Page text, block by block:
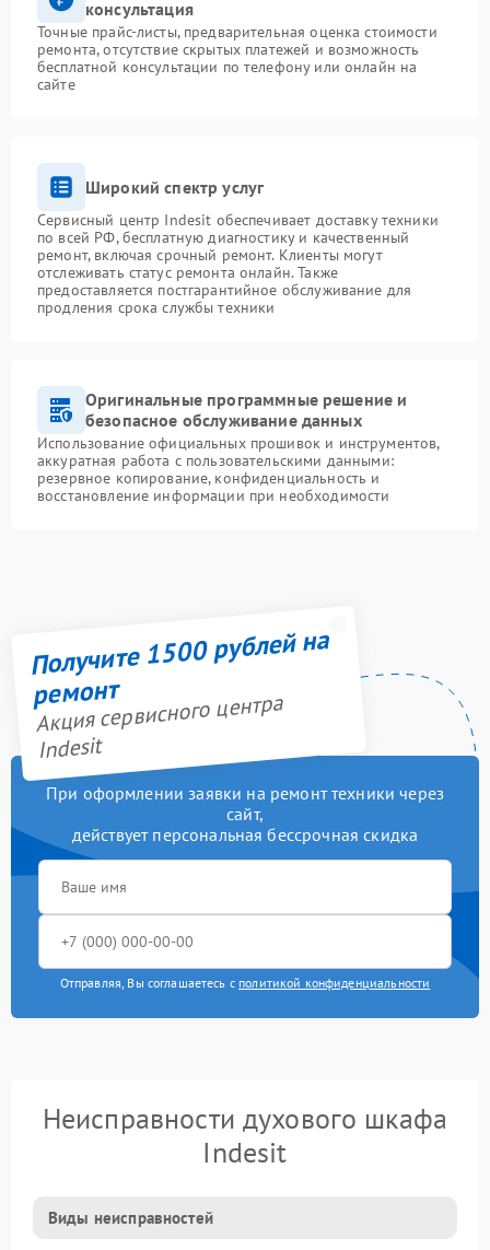
консультация
Точные прайс-листы, предварительная оценка стоимости
ремонта, отсутствие скрытых платежей и возможность
бесплатной консультации по телефону или онлайн на
сайте
Широкий спектр услуг
Сервисный центр Indesit обеспечивает доставку техники
по всей РФ, бесплатную диагностику и качественный
ремонт, включая срочный ремонт. Клиенты могут
отслеживать статус ремонта онлайн. Также
предоставляется постгарантийное обслуживание для
продления срока службы техники
Оригинальные программные решение и
безопасное обслуживание данных
Использование официальных прошивок и инструментов,
аккуратная работа с пользовательскими данными:
резервное копирование, конфиденциальность и
восстановление информации при необходимости
Получите 1500 рублей на
ремонт
Акция сервисного центра
Indesit
При оформлении заявки на ремонт техники через
сайт,
действует персональная бессрочная скидка
Отправляя, Вы соглашаетесь с политикой конфиденциальности
Неисправности духового шкафа
Indesit
Виды неисправностей